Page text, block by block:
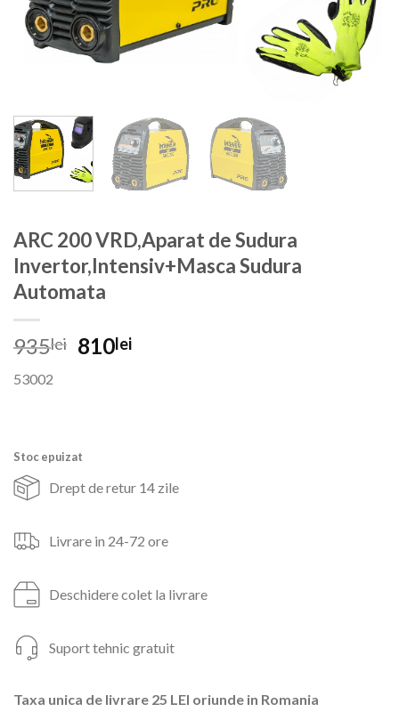
ARC 200 VRD,Aparat de Sudura
Invertor,Intensiv+Masca Sudura
Automata
935lei Prețul
810leiPrețul
53002
Stoc epuizat
Drept de retur 14 zile
Livrare in 24-72 ore
Deschidere colet la livrare
Suport tehnic gratuit
Taxa unica de livrare 25 LEI oriunde in Romania